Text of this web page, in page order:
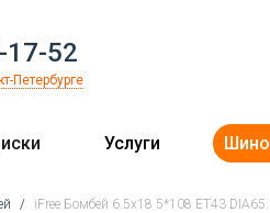
17-52
Петербурге
Услуги
/ iFree Бомбей 6.5x18 5*108 ET43